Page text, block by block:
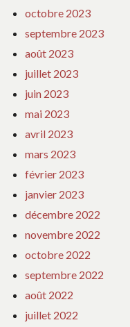
octobre 2023
septembre 2023
août 2023
juillet 2023
juin 2023
mai 2023
avril 2023
mars 2023
février 2023
janvier 2023
décembre 2022
novembre 2022
octobre 2022
septembre 2022
août 2022
juillet 2022